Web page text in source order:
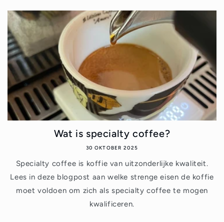
Wat is specialty coffee?
30 OKTOBER 2025
Specialty coffee is koffie van uitzonderlijke kwaliteit.
Lees in deze blogpost aan welke strenge eisen de koffie
moet voldoen om zich als specialty coffee te mogen
kwalificeren.